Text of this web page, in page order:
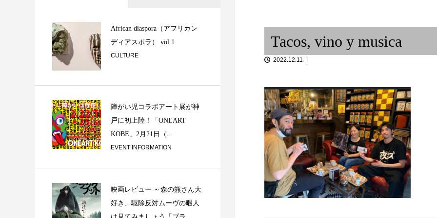
協奏曲 離騒 孤高の詩人...
は良いことだ〜 その1...
こさんと。
山下達郎「JOY」と 鳴海寛のギ
ター
「沖野好洋氏と語らうブラジリ
アンミュージック ...
ベルリンの
ミャンマー
Tacos, vino y musica
2022.12.11
African diaspora（アフリカン
ディアスポラ） vol.1
CULTURE
障がい児コラボアート展が神
戸に初上陸！「ONEART
KOBE」2月21日（...
EVENT INFORMATION
映画レビュー ～森の熊さん大
好き、駆除反対ムーヴの暇人